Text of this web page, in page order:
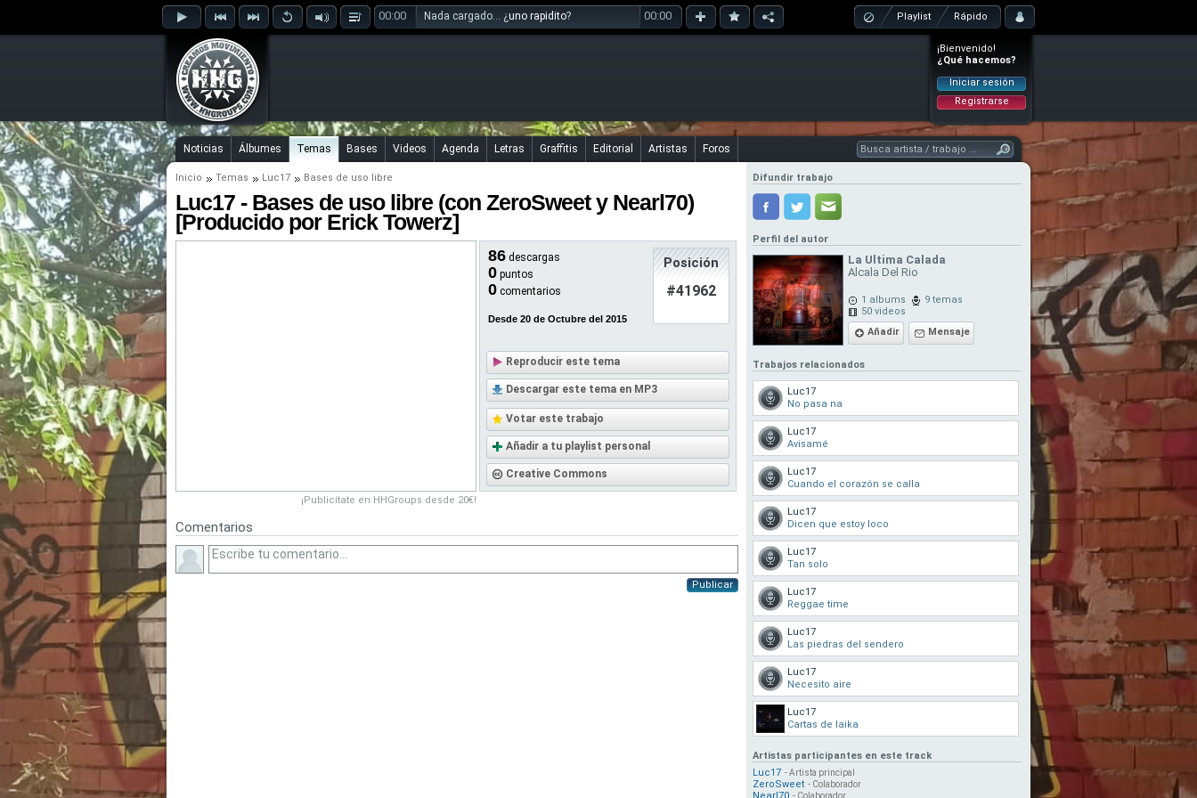
00:00 Nada cargado... ¿uno rapidito? 00:00 Playlist Rápido
¡Bienvenido!
¿Qué hacemos?
Iniciar sesión
Registrarse
Noticias Álbumes Temas Bases Videos Agenda Letras Graffitis Editorial Artistas Foros
Inicio Temas Luc17 Bases de uso libre
Luc17 - Bases de uso libre (con ZeroSweet y Nearl70)
[Producido por Erick Towerz]
¡Publicítate en HHGroups desde 20€!
86 descargas
0 puntos
0 comentarios
Desde 20 de Octubre del 2015
Posición
#41962
Reproducir este tema
Descargar este tema en MP3
Votar este trabajo
Añadir a tu playlist personal
Creative Commons
Comentarios
Publicar
Difundir trabajo
Perfil del autor
La Ultima Calada
Alcala Del Rio
1 albums
9 temas
50 videos
Añadir
Mensaje
Trabajos relacionados
Luc17
No pasa na
Luc17
Avisamé
Luc17
Cuando el corazón se calla
Luc17
Dicen que estoy loco
Luc17
Tan solo
Luc17
Reggae time
Luc17
Las piedras del sendero
Luc17
Necesito aire
Luc17
Cartas de laika
Artistas participantes en este track
Luc17 - Artista principal
ZeroSweet - Colaborador
- Colaborador